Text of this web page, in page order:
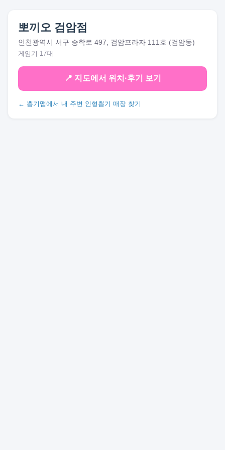
뽀끼오 검암점
인천광역시 서구 승학로 497, 검암프라자 111호 (검암동)
게임기 17대
📍 지도에서 위치·후기 보기
← 뽑기맵에서 내 주변 인형뽑기 매장 찾기